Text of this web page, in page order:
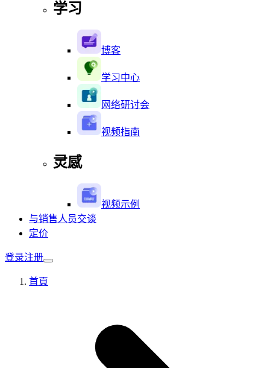
学习
博客
学习中心
网络研讨会
视频指南
灵感
视频示例
与销售人员交谈
定价
登录注册
首頁